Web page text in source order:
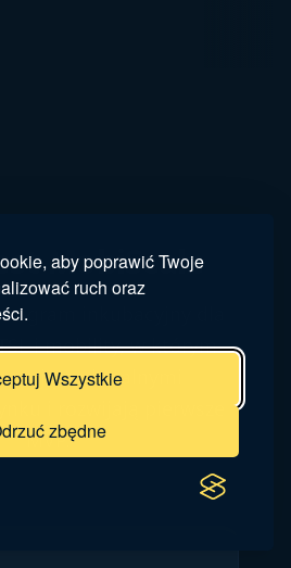
aby poprawić Twoje
ruch oraz
Wszystkie
zbędne
MobiScale
inkubacyjny dla
i mobility, w którym
nad realnymi
MVP.